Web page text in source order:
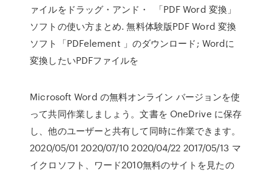
ァイルをドラッグ・アンド・ 「PDF Word 変換」
ソフトの使い方まとめ. 無料体験版PDF Word 変換
ソフト「PDFelement 」のダウンロード; Wordに
変換したいPDFファイルを
Microsoft Word の無料オンライン バージョンを使
って共同作業しましょう。文書を OneDrive に保存
し、他のユーザーと共有して同時に作業できます。
2020/05/01 2020/07/10 2020/04/22 2017/05/13 マ
イクロソフト、ワード2010無料のサイトを見たの